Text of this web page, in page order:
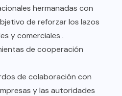
hermanadas con
de reforzar los lazos
y comerciales .
de cooperación
de colaboración con
y las autoridades